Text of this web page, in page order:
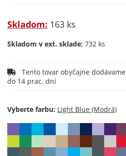
Skladom: 163 ks
Skladom v ext. sklade: 732 ks
do 14 prac. dní
Vyberte farbu: